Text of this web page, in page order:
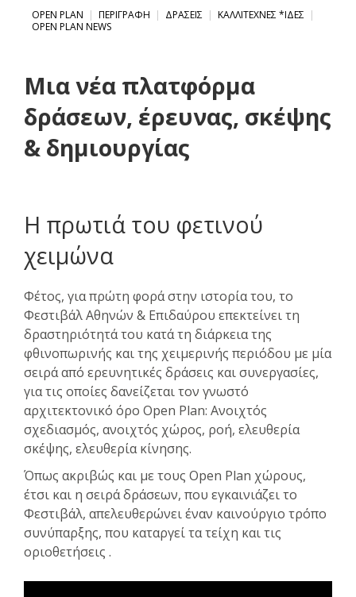
OPEN PLAN ΠΕΡΙΓΡΑΦΗ ΔΡΑΣΕΙΣ
ΚΑΛΛΙΤΕΧΝΕΣ *ΙΔΕΣ
OPEN PLAN NEWS
Μια νέα πλατφόρμα
δράσεων, έρευνας, σκέψης
& δημιουργίας
Η πρωτιά του φετινού
χειμώνα
Φέτος, για πρώτη φορά στην ιστορία του, το
Φεστιβάλ Αθηνών & Επιδαύρου επεκτείνει τη
δραστηριότητά του κατά τη διάρκεια της
φθινοπωρινής και της χειμερινής περιόδου με μία
σειρά από ερευνητικές δράσεις και συνεργασίες,
για τις οποίες δανείζεται τον γνωστό
αρχιτεκτονικό όρο Open Plan: Ανοιχτός
σχεδιασμός, ανοιχτός χώρος, ροή, ελευθερία
σκέψης, ελευθερία κίνησης.
Όπως ακριβώς και με τους Open Plan χώρους,
έτσι και η σειρά δράσεων, που εγκαινιάζει το
Φεστιβάλ, απελευθερώνει έναν καινούργιο τρόπο
συνύπαρξης, που καταργεί τα τείχη και τις
οριοθετήσεις .